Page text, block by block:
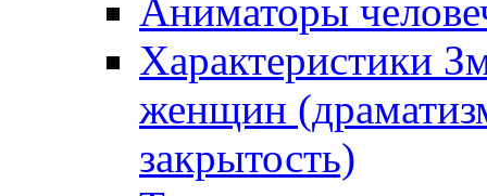
Аниматоры
Характеристики
женщин
закрытость)